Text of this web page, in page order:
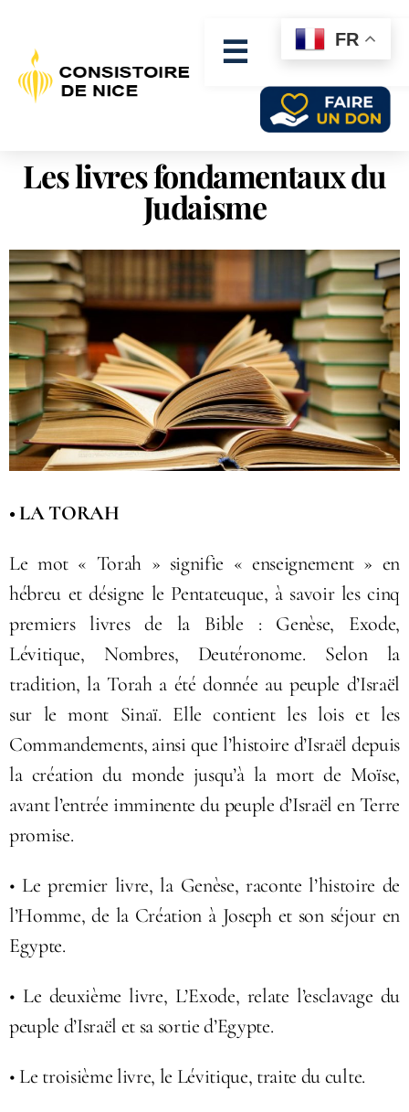
☰
Les livres fondamentaux du
Judaisme
• LA TORAH
Le mot « Torah » signifie « enseignement » en
hébreu et désigne le Pentateuque, à savoir les cinq
premiers livres de la Bible : Genèse, Exode,
Lévitique, Nombres, Deutéronome. Selon la
tradition, la Torah a été donnée au peuple d’Israël
sur le mont Sinaï. Elle contient les lois et les
Commandements, ainsi que l’histoire d’Israël depuis
la création du monde jusqu’à la mort de Moïse,
avant l’entrée imminente du peuple d’Israël en Terre
promise.
• Le premier livre, la Genèse, raconte l’histoire de
l’Homme, de la Création à Joseph et son séjour en
Egypte.
• Le deuxième livre, L’Exode, relate l’esclavage du
peuple d’Israël et sa sortie d’Egypte.
• Le troisième livre, le Lévitique, traite du culte.
FR